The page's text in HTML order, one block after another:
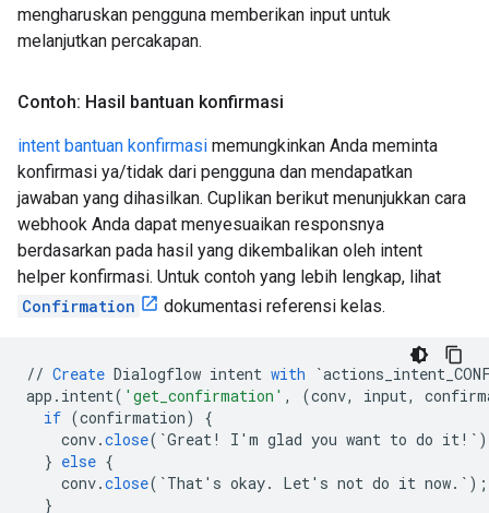
mengharuskan pengguna memberikan input untuk
melanjutkan percakapan.
Contoh: Hasil bantuan konfirmasi
intent bantuan konfirmasi memungkinkan Anda meminta
konfirmasi ya/tidak dari pengguna dan mendapatkan
jawaban yang dihasilkan. Cuplikan berikut menunjukkan cara
webhook Anda dapat menyesuaikan responsnya
berdasarkan pada hasil yang dikembalikan oleh intent
helper konfirmasi. Untuk contoh yang lebih lengkap, lihat
Confirmation
dokumentasi referensi kelas.
// Create Dialogflow intent with
app . intent( 'get_confirmation' , (conv, input,
if (confirmation)
{
conv.close( `Great! I'm glad you want to do it!`
} else {
conv.close( `That's okay. Let's not do it now.` );
}